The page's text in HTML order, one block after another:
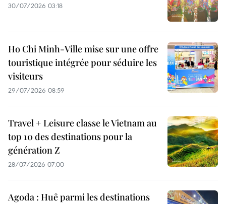
30/07/2026 03:18
Ho Chi Minh-Ville mise sur une offre
touristique intégrée pour séduire les
visiteurs
29/07/2026 08:59
Travel + Leisure classe le Vietnam au
top 10 des destinations pour la
génération Z
28/07/2026 07:00
Agoda : Huê parmi les destinations